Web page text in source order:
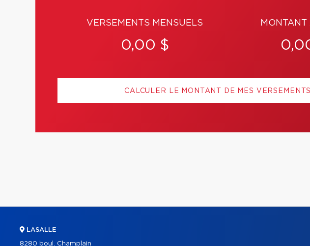
VERSEMENTS MENSUELS
0,00 $
CALCULER LE MONTANT DE MES VERSEMENTS
LASALLE
8280 boul. Champlain